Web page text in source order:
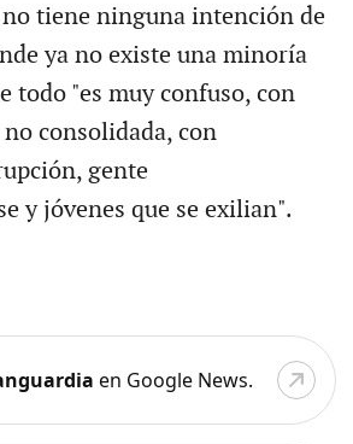
tiene ninguna intención de
ya no existe una minoría
todo "es muy confuso, con
consolidada, con
gente
y jóvenes que se exilian".
en Google News.